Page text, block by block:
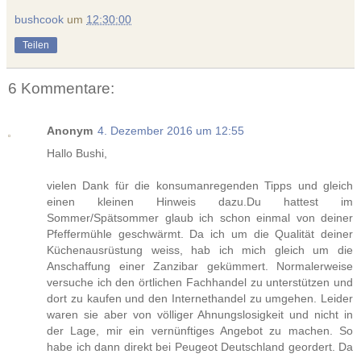
bushcook um 12:30:00
Teilen
6 Kommentare:
Anonym 4. Dezember 2016 um 12:55
Hallo Bushi,
vielen Dank für die konsumanregenden Tipps und gleich
einen kleinen Hinweis dazu.Du hattest im
Sommer/Spätsommer glaub ich schon einmal von deiner
Pfeffermühle geschwärmt. Da ich um die Qualität deiner
Küchenausrüstung weiss, hab ich mich gleich um die
Anschaffung einer Zanzibar gekümmert. Normalerweise
versuche ich den örtlichen Fachhandel zu unterstützen und
dort zu kaufen und den Internethandel zu umgehen. Leider
waren sie aber von völliger Ahnungslosigkeit und nicht in
der Lage, mir ein vernünftiges Angebot zu machen. So
habe ich dann direkt bei Peugeot Deutschland geordert. Da